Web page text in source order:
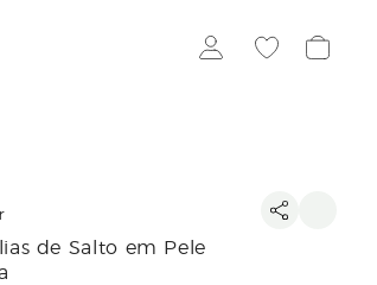
de Salto em Pele